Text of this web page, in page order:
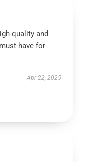
quality and
have for
Apr 22, 2025